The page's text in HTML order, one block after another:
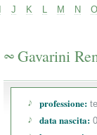
J K L M N O
Gavarini
professione:
data nascita: